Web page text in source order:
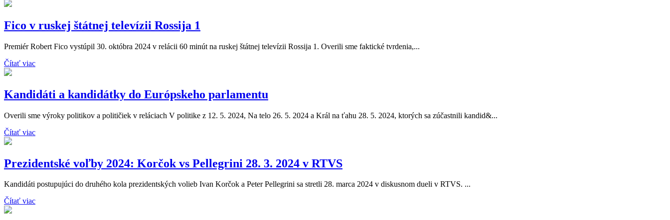
Fico v ruskej štátnej televízii Rossija 1
Premiér Robert Fico vystúpil 30. októbra 2024 v relácii 60 minút na ruskej štátnej televízii Rossija 1. Overili sme faktické tvrdenia,...
Čítať viac
Kandidáti a kandidátky do Európskeho parlamentu
Overili sme výroky politikov a političiek v reláciach V politike z 12. 5. 2024, Na telo 26. 5. 2024 a Král na ťahu 28. 5. 2024, ktorých sa zúčastnili kandid&...
Čítať viac
Prezidentské voľby 2024: Korčok vs Pellegrini 28. 3. 2024 v RTVS
Kandidáti postupujúci do druhého kola prezidentských volieb Ivan Korčok a Peter Pellegrini sa stretli 28. marca 2024 v diskusnom dueli v RTVS. ...
Čítať viac